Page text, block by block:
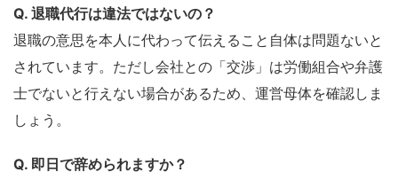
Q. 退職代行は違法ではないの？
退職の意思を本人に代わって伝えること自体は問題ないと
されています。ただし会社との「交渉」は労働組合や弁護
士でないと行えない場合があるため、運営母体を確認しま
しょう。
Q. 即日で辞められますか？